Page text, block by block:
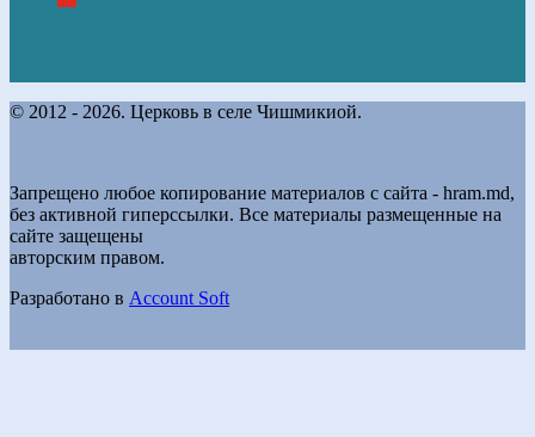
© 2012 - 2026. Церковь в селе Чишмикиой.
Запрещено любое копирование материалов с сайта - hram.md,
без активной гиперссылки. Все материалы размещенные на
сайте защещены
авторским правом.
Разработано в Account Soft